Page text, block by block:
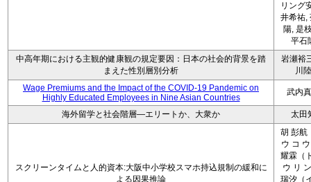
リング
井希祐,
陽, 是
平石
中高年期における主観的健康観の規定要因：日本の社会的背景を踏
まえた性別層別分析
岩瀬裕
川
Wage Premiums and the Impact of the COVID‑19 Pandemic on
Highly Educated Employees in Nine Asian Countries
武内
海外留学と社会階層―エリートか、大衆か 太田
スクリーンタイムと人的資本:大阪中小学校スマホ持込規制の緩和に
よる因果推論
胡 彭航
ウ コ
耀霖（
ウ リ
瑞汐（